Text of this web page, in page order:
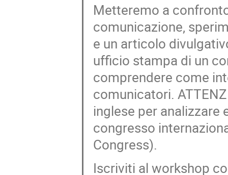
Metteremo a
comunicazione,
e un articolo
ufficio stampa di un
comprendere come
comunicatori.
inglese per
congresso
Congress).
Iscriviti al workshop